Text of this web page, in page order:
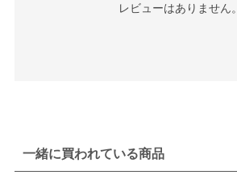
レビューはありません。
一緒に買われている商品